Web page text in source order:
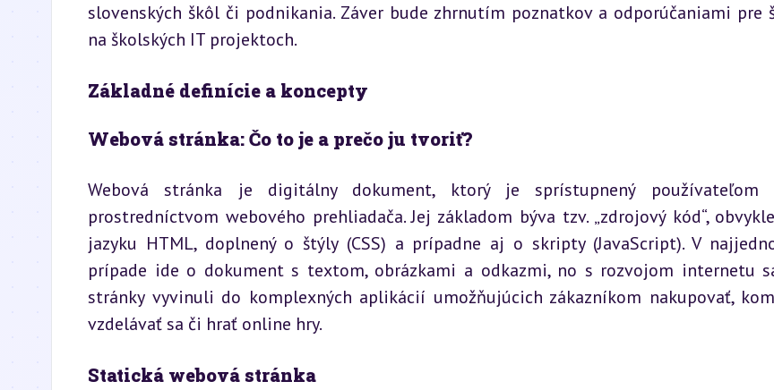
slovenských škôl či podnikania. Záver bude zhrnutím poznatkov a odporúčaniami pre
na školských IT projektoch.
Základné definície a koncepty
Webová stránka: Čo to je a prečo ju tvoriť?
Webová stránka je digitálny dokument, ktorý je sprístupnený používateľom
prostredníctvom webového prehliadača. Jej základom býva tzv. „zdrojový kód“,
jazyku HTML, doplnený o štýly (CSS) a prípadne aj o skripty (JavaScript). V
prípade ide o dokument s textom, obrázkami a odkazmi, no s rozvojom internetu
stránky vyvinuli do komplexných aplikácií umožňujúcich zákazníkom nakupovať,
vzdelávať sa či hrať online hry.
Statická webová stránka